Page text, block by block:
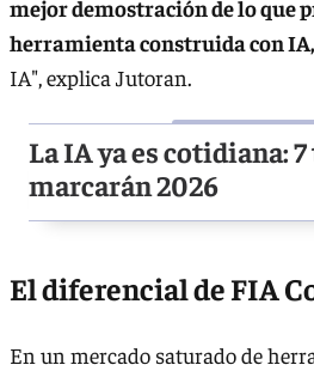
mejor demostración de lo que
herramienta construida con
IA", explica Jutoran.
La IA ya es cotidiana:
marcarán 2026
El diferencial de FIA
En un mercado saturado de